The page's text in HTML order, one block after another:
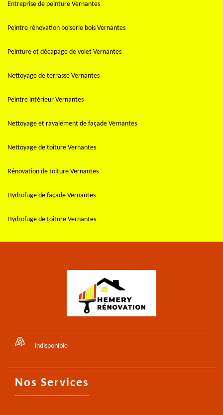
Entreprise de peinture Vernantes
Peintre rénovation boiserie bois Vernantes
Peinture et décapage de volet Vernantes
Nettoyage de terrasse Vernantes
Peintre intérieur Vernantes
Nettoyage et ravalement de façade Vernantes
Nettoyage de toiture Vernantes
Rénovation de toiture Vernantes
Hydrofuge de façade Vernantes
Hydrofuge de toiture Vernantes
indisponible
Nos Services